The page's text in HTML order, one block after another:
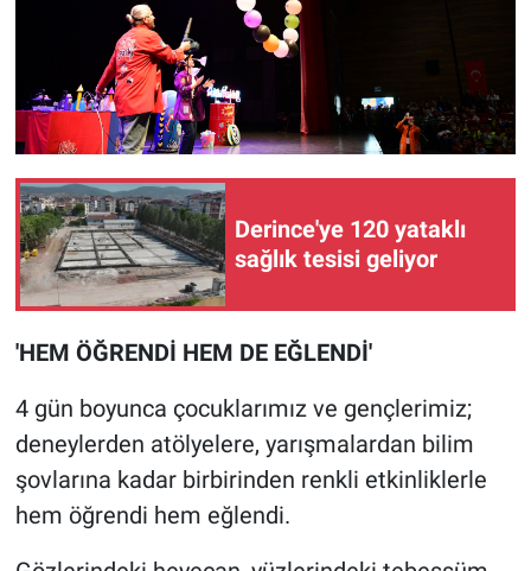
Derince'ye 120 yataklı
sağlık tesisi geliyor
'HEM ÖĞRENDİ HEM DE EĞLENDİ'
4 gün boyunca çocuklarımız ve gençlerimiz;
deneylerden atölyelere, yarışmalardan bilim
şovlarına kadar birbirinden renkli etkinliklerle
hem öğrendi hem eğlendi.